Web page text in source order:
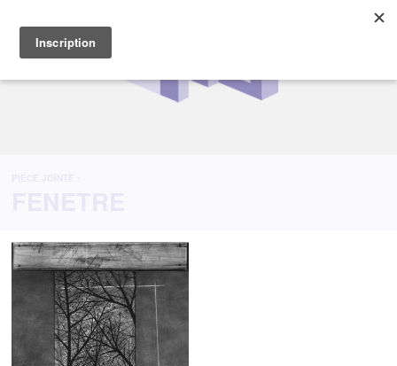
PIÈCE JOINTE :
FENETRE